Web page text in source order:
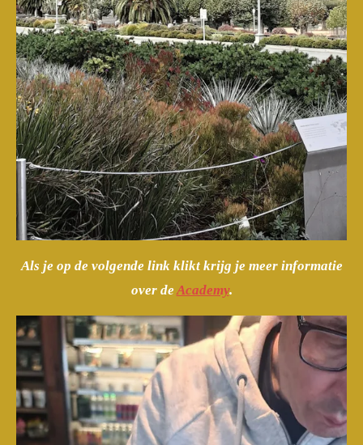
Als je op de volgende link klikt krijg je meer informatie
over de Academy.